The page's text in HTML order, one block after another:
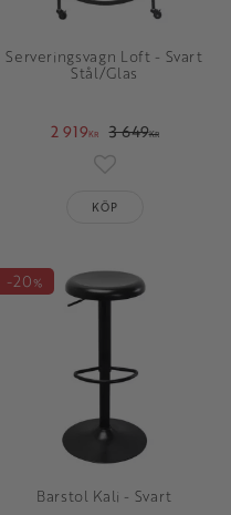
Serveringsvagn Loft - Svart
Stål/Glas
2 919KR 3 649KR
Lägg till i
KÖP
Barstol Kali - Svart
20%